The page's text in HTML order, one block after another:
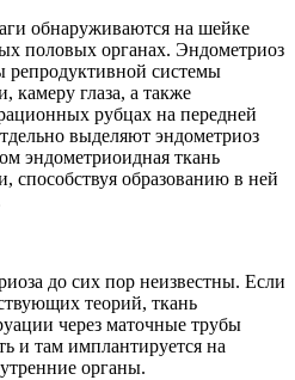
обнаруживаются на шейке
половых органах. Эндометриоз
репродуктивной системы
глаза, а также
рубцах на передней
выделяют эндометриоз
эндометриоидная ткань
способствуя образованию в ней
до сих пор неизвестны. Если
теорий, ткань
через маточные трубы
и там имплантируется на
органы.